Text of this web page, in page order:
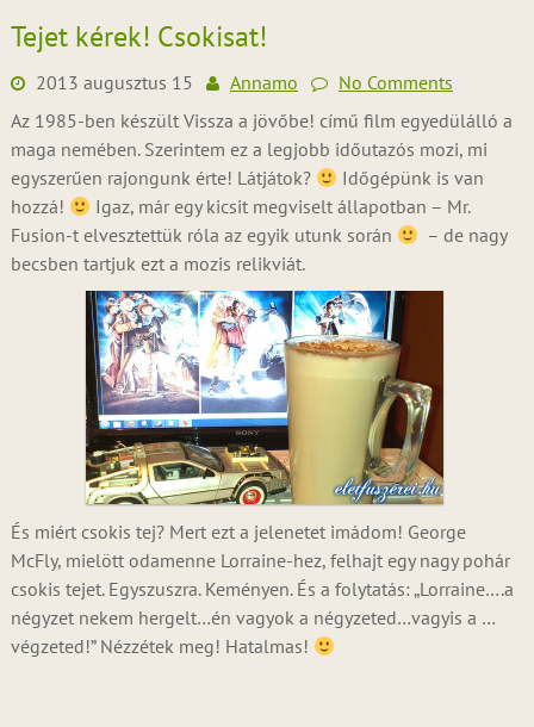
Tejet kérek! Csokisat!
2013 augusztus 15 Annamo
No Comments
Az 1985-ben készült Vissza a jövőbe! című film egyedülálló a
maga nemében. Szerintem ez a legjobb időutazós mozi, mi
egyszerűen rajongunk érte! Látjátok?
Időgépünk is van
hozzá!
Igaz, már egy kicsit megviselt állapotban – Mr.
Fusion-t elvesztettük róla az egyik utunk során
– de nagy
becsben tartjuk ezt a mozis relikviát.
És miért csokis tej? Mert ezt a jelenetet imádom! George
McFly, mielött odamenne Lorraine-hez, felhajt egy nagy pohár
csokis tejet. Egyszuszra. Keményen. És a folytatás: „Lorraine….a
négyzet nekem hergelt…én vagyok a négyzeted…vagyis a …
végzeted!” Nézzétek meg! Hatalmas!